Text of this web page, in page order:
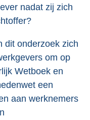
nadat zij zich
dit onderzoek zich
om op
Wetboek en
een
aan werknemers